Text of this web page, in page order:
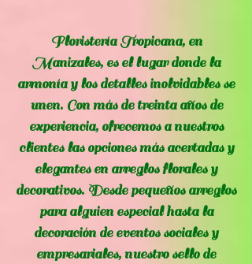
Floristería Tropicana, en
Manizales, es el lugar donde la
armonía y los detalles inolvidables se
unen. Con más de treinta años de
experiencia, ofrecemos a nuestros
clientes las opciones más acertadas y
elegantes en arreglos florales y
decorativos. Desde pequeños arreglos
para alguien especial hasta la
decoración de eventos sociales y
empresariales, nuestro sello de